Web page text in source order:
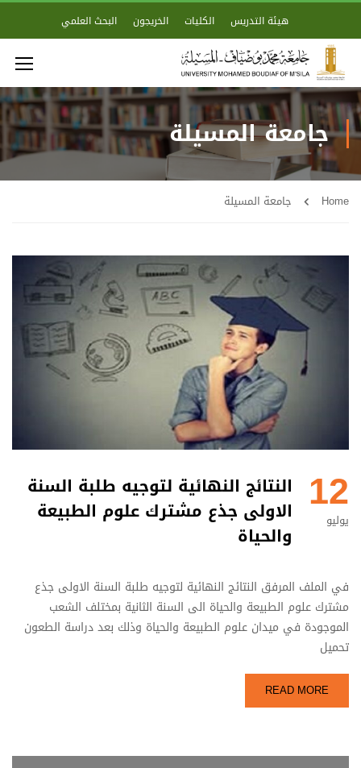
هيئة التدريس الكليات الخريجون البحث العلمي
جامعة المسيلة
Home جامعة المسيلة
12
يوليو
النتائج النهائية لتوجيه طلبة السنة
الاولى جذع مشترك علوم الطبيعة
والحياة
في الملف المرفق النتائج النهائية لتوجيه طلبة السنة الاولى جذع
مشترك علوم الطبيعة والحياة الى السنة الثانية بمختلف الشعب
الموجودة في ميدان علوم الطبيعة والحياة وذلك بعد دراسة الطعون
تحميل
READ MORE